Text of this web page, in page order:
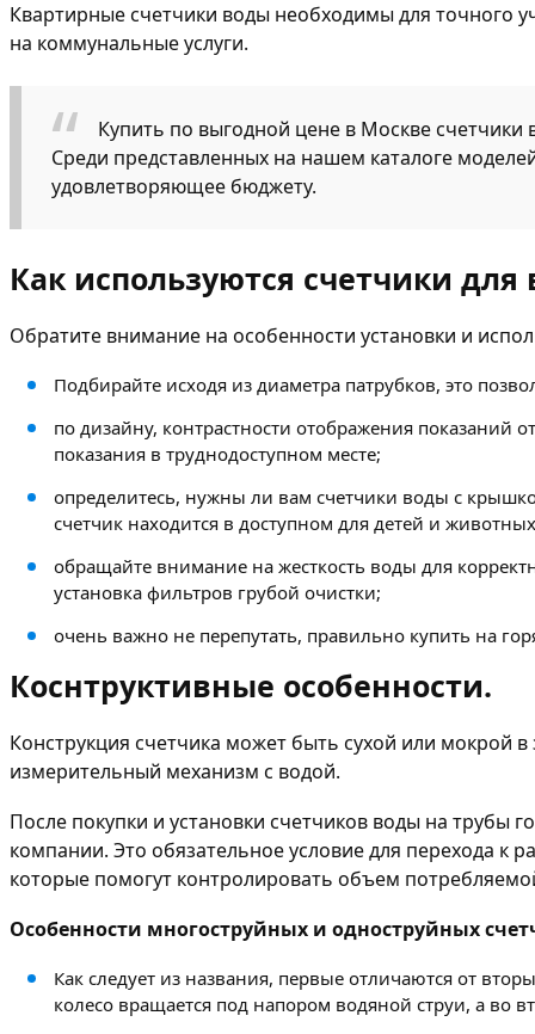
Квартирные счетчики воды необходимы для точного
на коммунальные услуги.
Купить по выгодной цене в Москве
Среди представленных на нашем каталоге
удовлетворяющее бюджету.
Как используются счетчики для
Обратите внимание на особенности установки и
Подбирайте исходя из диаметра патрубков, это
по дизайну, контрастности отображения показаний
показания в труднодоступном месте;
определитесь, нужны ли вам счетчики воды с
счетчик находится в доступном для детей и
обращайте внимание на жесткость воды для
установка фильтров грубой очистки;
очень важно не перепутать, правильно купить на
Коснтруктивные особенности.
Конструкция счетчика может быть сухой или мокрой в
измерительный механизм с водой.
После покупки и установки счетчиков воды на трубы
компании. Это обязательное условие для перехода к
которые помогут контролировать объем
Особенности многоструйных и одноструйных
Как следует из названия, первые отличаются от
колесо вращается под напором водяной струи, а во